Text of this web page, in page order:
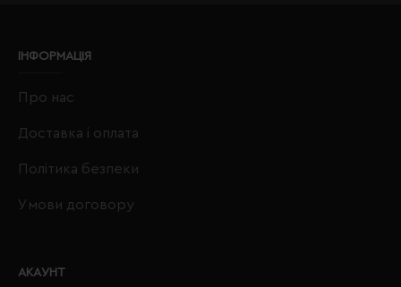
ІНФОРМАЦІЯ
Про нас
Доставка і оплата
Політика безпеки
Умови договору
АКАУНТ